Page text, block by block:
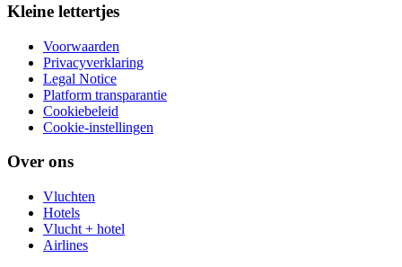
Kleine lettertjes
Voorwaarden
Privacyverklaring
Legal Notice
Platform transparantie
Cookiebeleid
Cookie-instellingen
Over ons
Vluchten
Hotels
Vlucht + hotel
Airlines